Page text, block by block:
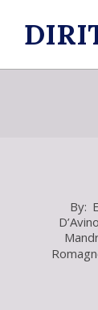
2020-
01-
14
By:
D’Avino